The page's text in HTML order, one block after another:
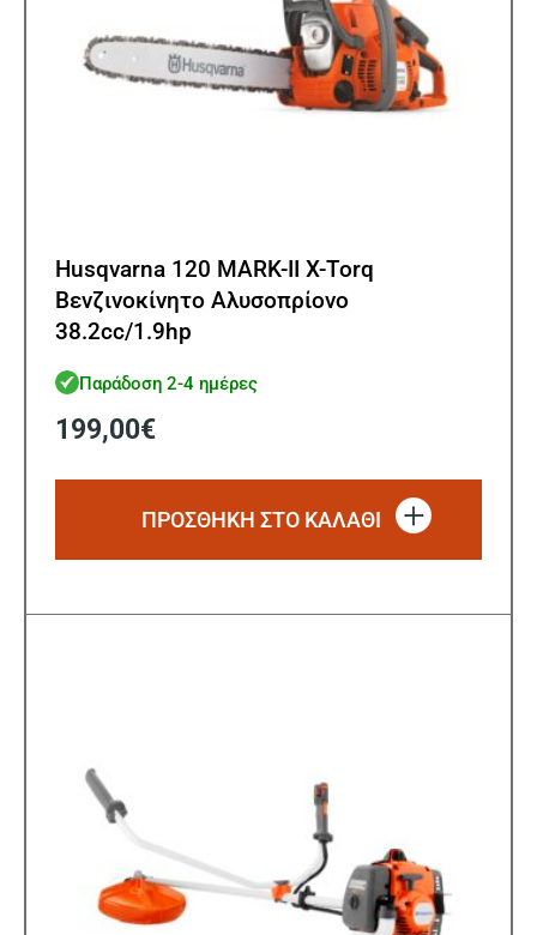
Husqvarna 120 MARK-II X-Torq
Βενζινοκίνητο Αλυσοπρίονο
38.2cc/1.9hp
Παράδοση 2-4 ημέρες
199,00€
ΠΡΟΣΘΗΚΗ ΣΤΟ ΚΑΛΑΘΙ